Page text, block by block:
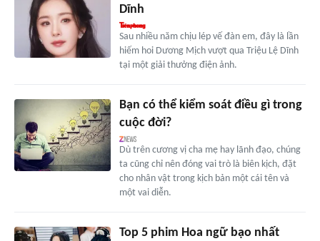
Dĩnh
Sau nhiều năm chịu lép vế đàn em, đây là lần
hiếm hoi Dương Mịch vượt qua Triệu Lệ Dĩnh
tại một giải thưởng điện ảnh.
Bạn có thể kiểm soát điều gì trong
cuộc đời?
Dù trên cương vị cha mẹ hay lãnh đạo, chúng
ta cũng chỉ nên đóng vai trò là biên kịch, đặt
cho nhân vật trong kịch bản một cái tên và
một vai diễn.
Top 5 phim Hoa ngữ bạo nhất